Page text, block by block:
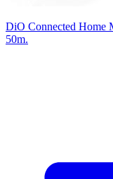
DiO Connected Home
50m.